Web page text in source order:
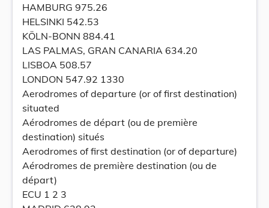
HAMBURG 975.26
HELSINKI 542.53
KÖLN-BONN 884.41
LAS PALMAS, GRAN CANARIA 634.20
LISBOA 508.57
LONDON 547.92 1330
Aerodromes of departure (or of first destination)
situated
Aérodromes de départ (ou de première
destination) situés
Aerodromes of first destination (or of departure)
Aérodromes de première destination (ou de
départ)
ECU 1 2 3